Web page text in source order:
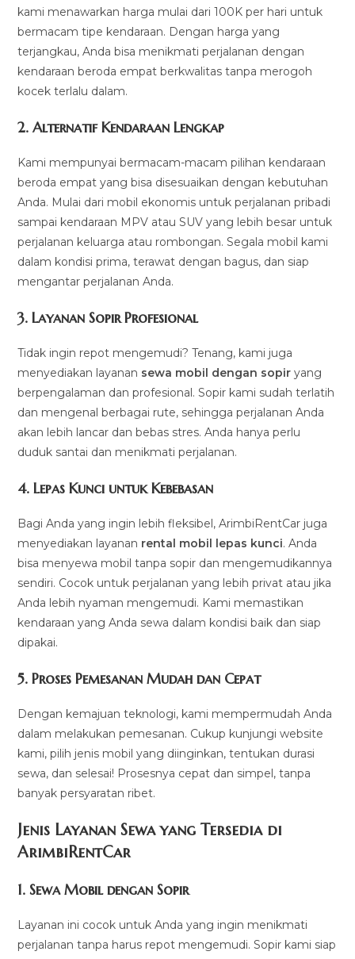
kami menawarkan harga mulai dari 100K per hari untuk
bermacam tipe kendaraan. Dengan harga yang
terjangkau, Anda bisa menikmati perjalanan dengan
kendaraan beroda empat berkwalitas tanpa merogoh
kocek terlalu dalam.
2. Alternatif Kendaraan Lengkap
Kami mempunyai bermacam-macam pilihan kendaraan
beroda empat yang bisa disesuaikan dengan kebutuhan
Anda. Mulai dari mobil ekonomis untuk perjalanan pribadi
sampai kendaraan MPV atau SUV yang lebih besar untuk
perjalanan keluarga atau rombongan. Segala mobil kami
dalam kondisi prima, terawat dengan bagus, dan siap
mengantar perjalanan Anda.
3.Layanan Sopir Profesional
Tidak ingin repot mengemudi? Tenang, kami juga
menyediakan layanan sewa mobil dengan sopir yang
berpengalaman dan profesional. Sopir kami sudah terlatih
dan mengenal berbagai rute, sehingga perjalanan Anda
akan lebih lancar dan bebas stres. Anda hanya perlu
duduk santai dan menikmati perjalanan.
4.Lepas Kunci untuk Kebebasan
Bagi Anda yang ingin lebih fleksibel, ArimbiRentCar juga
menyediakan layanan rental mobil lepas kunci. Anda
bisa menyewa mobil tanpa sopir dan mengemudikannya
sendiri. Cocok untuk perjalanan yang lebih privat atau jika
Anda lebih nyaman mengemudi. Kami memastikan
kendaraan yang Anda sewa dalam kondisi baik dan siap
dipakai.
5.Proses Pemesanan Mudah dan Cepat
Dengan kemajuan teknologi, kami mempermudah Anda
dalam melakukan pemesanan. Cukup kunjungi website
kami, pilih jenis mobil yang diinginkan, tentukan durasi
sewa, dan selesai! Prosesnya cepat dan simpel, tanpa
banyak persyaratan ribet.
Jenis Layanan Sewa yang Tersedia di
ArimbiRentCar
1.Sewa Mobil dengan Sopir
Layanan ini cocok untuk Anda yang ingin menikmati
perjalanan tanpa harus repot mengemudi. Sopir kami siap